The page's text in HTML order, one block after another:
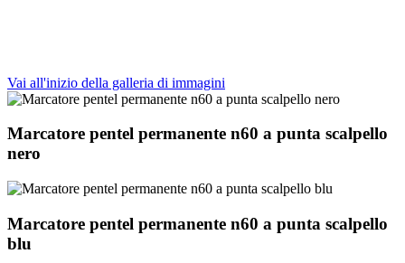
Vai all'inizio della galleria di immagini
Marcatore pentel permanente n60 a punta scalpello
nero
Marcatore pentel permanente n60 a punta scalpello
blu